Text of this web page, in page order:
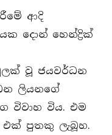
ආදි
දොන් හෙන්ද්‍රික්
වූ ජයවර්ධන
ලියනගේ
විවාහ විය. එම
එක් පුතකු ලැබූහ.